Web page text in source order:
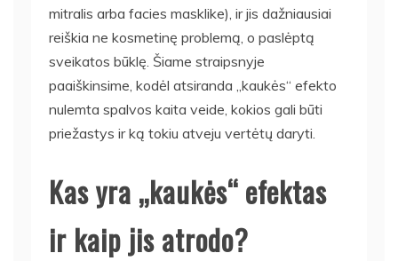
mitralis arba facies masklike), ir jis dažniausiai
reiškia ne kosmetinę problemą, o paslėptą
sveikatos būklę. Šiame straipsnyje
paaiškinsime, kodėl atsiranda „kaukės“ efekto
nulemta spalvos kaita veide, kokios gali būti
priežastys ir ką tokiu atveju vertėtų daryti.
Kas yra „kaukės“ efektas
ir kaip jis atrodo?